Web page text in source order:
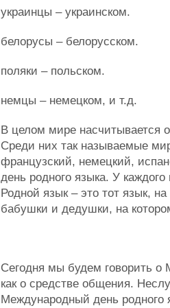
украинцы – украинском.
белорусы – белорусском.
поляки – польском.
немцы – немецком, и т.д.
В целом мире насчитывается
Среди них так называемые
французский, немецкий,
день родного языка. У
Родной язык – это тот язык,
бабушки и дедушки, на
Сегодня мы будем говорить о
как о средстве общения.
Международный день родного